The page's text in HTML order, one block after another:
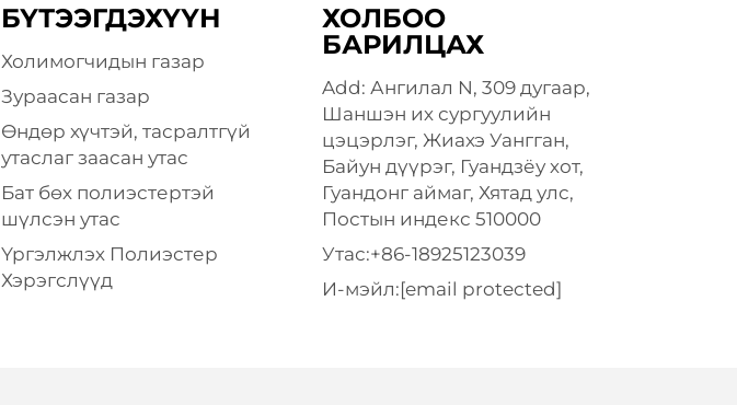
БҮТЭЭГДЭХҮҮН
Холимогчидын газар
Зураасан газар
Өндөр хүчтэй, тасралтгүй
утаслаг заасан утас
Бат бөх полиэстертэй
шүлсэн утас
Үргэлжлэх Полиэстер
Хэрэгслүүд
ХОЛБОО
БАРИЛЦАХ
Add: Ангилал N, 309 дугаар,
Шаншэн их сургуулийн
цэцэрлэг, Жиахэ Уангган,
Байун дүүрэг, Гуандзёу хот,
Гуандонг аймаг, Хятад улс,
Постын индекс 510000
Утас:+86-18925123039
И-мэйл:[email protected]